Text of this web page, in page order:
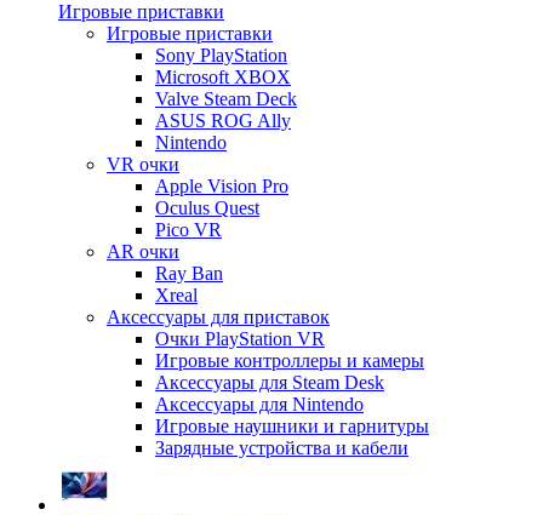
Игровые приставки
Игровые приставки
Sony PlayStation
Microsoft XBOX
Valve Steam Deck
ASUS ROG Ally
Nintendo
VR очки
Apple Vision Pro
Oculus Quest
Pico VR
AR очки
Ray Ban
Xreal
Аксессуары для приставок
Очки PlayStation VR
Игровые контроллеры и камеры
Аксессуары для Steam Desk
Аксессуары для Nintendo
Игровые наушники и гарнитуры
Зарядные устройства и кабели